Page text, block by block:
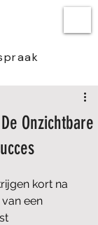
Onzichtbare
kort na
een